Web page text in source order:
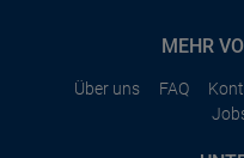
MEHR
Über uns FAQ